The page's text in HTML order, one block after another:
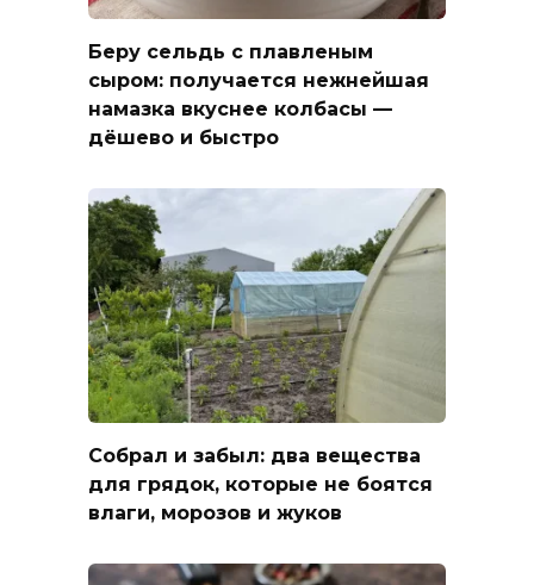
Беру сельдь с плавленым
сыром: получается нежнейшая
намазка вкуснее колбасы —
дёшево и быстро
Собрал и забыл: два вещества
для грядок, которые не боятся
влаги, морозов и жуков